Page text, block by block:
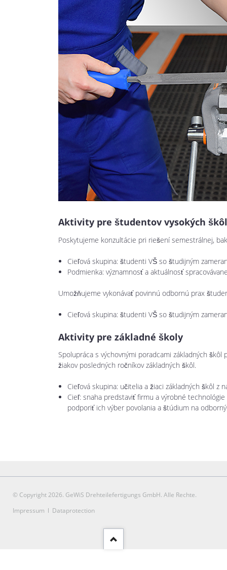
Aktivity pre študentov vysokých
Poskytujeme konzultácie pri riešení semestrálnej,
Cieľová skupina: študenti VŠ so študijným
Podmienka: významnosť a aktuálnosť
Umožňujeme vykonávať povinnú odbornú prax
Cieľová skupina: študenti VŠ so študijným
Aktivity pre základné školy
Spolupráca s výchovnými poradcami základných
žiakov posledných ročníkov základných škôl.
Cieľová skupina: učitelia a žiaci základných škôl z
Cieľ: snaha predstaviť firmu a výrobné
podporiť ich výber povolania a štúdium na
© Copyright 2026. GeWiS Drehteilefertigungs GmbH. Alle Rechte.
Preskoči
Impressum Dataprotection